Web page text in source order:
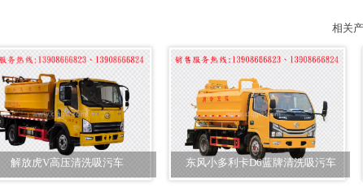
相关
解放虎V高压清洗吸污车 东风小多利卡D6蓝牌清洗吸污车